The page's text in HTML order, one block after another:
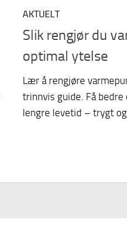
AKTUELT
Slik rengjør du
optimal ytelse
Lær å rengjøre
trinnvis guide. Få
lengre levetid – trygt